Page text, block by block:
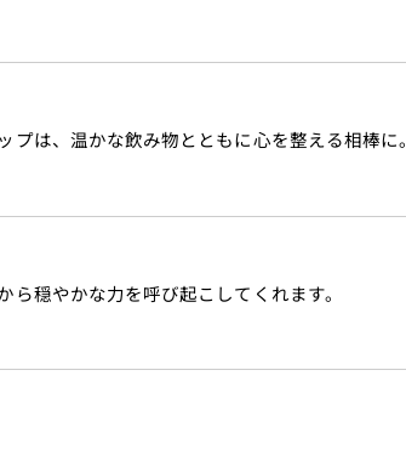
は、温かな飲み物とともに心を整える相棒に。
穏やかな力を呼び起こしてくれます。